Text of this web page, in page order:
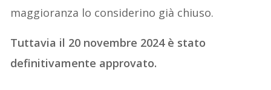
maggioranza lo considerino già chiuso.
Tuttavia il 20 novembre 2024 è stato
definitivamente approvato.